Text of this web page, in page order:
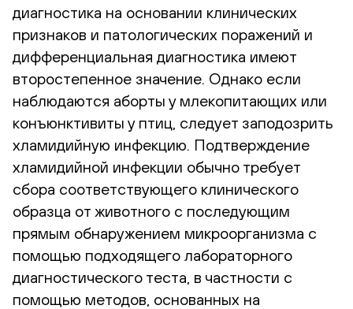
диагностика на основании клинических
признаков и патологических поражений и
дифференциальная диагностика имеют
второстепенное значение. Однако если
наблюдаются аборты у млекопитающих или
конъюнктивиты у птиц, следует заподозрить
хламидийную инфекцию. Подтверждение
хламидийной инфекции обычно требует
сбора соответствующего клинического
образца от животного с последующим
прямым обнаружением микроорганизма с
помощью подходящего лабораторного
диагностического теста, в частности с
помощью методов, основанных на